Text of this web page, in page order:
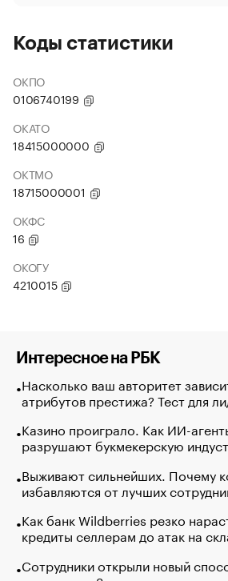
Коды статистики
ОКПО
0106740199
ОКАТО
18415000000
ОКТМО
18715000001
ОКФС
16
ОКОГУ
4210015
Интересное на РБК
Насколько ваш авторитет
атрибутов престижа? Тест для
Казино проиграло. Как ИИ-
разрушают букмекерскую
Выживают сильнейших. Почему
избавляются от лучших
Как банк Wildberries резко
кредиты селлерам до атак на
Сотрудники открыли новый